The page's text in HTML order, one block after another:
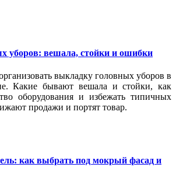
уборов: вешала, стойки и ошибки
выкладку головных уборов в
Какие бывают вешала и стойки, как
оборудования и избежать типичных
продажи и портят товар.
как выбрать под мокрый фасад и